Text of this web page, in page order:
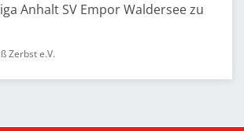
Anhalt SV Empor Waldersee zu
Zerbst e.V.